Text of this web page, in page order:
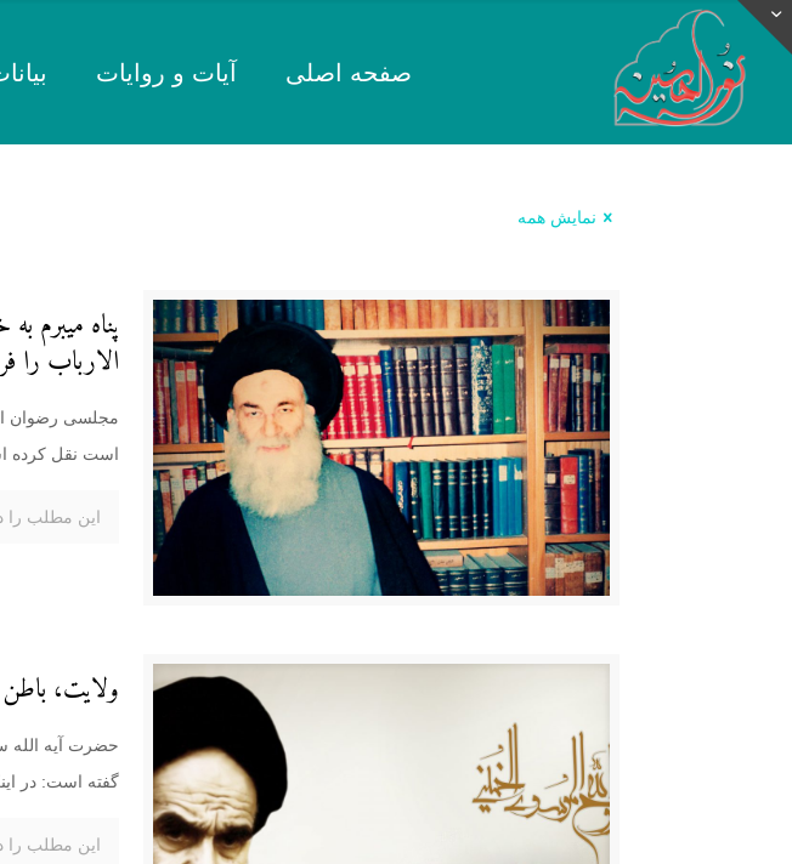
صفحه اصلی آیات و روایات
نمایش همه
پناه میبرم
الارباب را
مجلسی رضوان
است نقل کرده
این مطلب
ولایت،
حضرت آیه الله
گفته است: در
این مطلب